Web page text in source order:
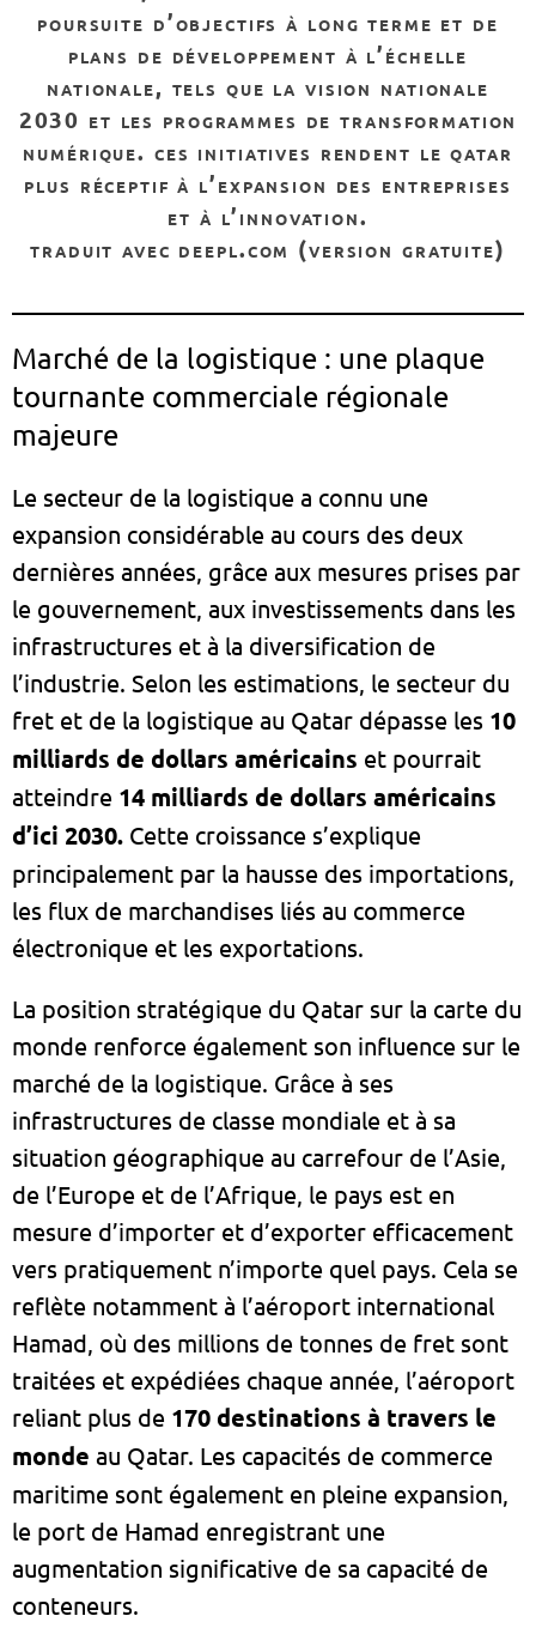
poursuite d’objectifs à long terme et de
plans de développement à l’échelle
nationale, tels que la vision nationale
2030 et les programmes de transformation
numérique. ces initiatives rendent le qatar
plus réceptif à l’expansion des entreprises
et à l’innovation.
traduit avec deepl.com (version gratuite)
Marché de la logistique : une plaque
tournante commerciale régionale
majeure
Le secteur de la logistique a connu une
expansion considérable au cours des deux
dernières années, grâce aux mesures prises par
le gouvernement, aux investissements dans les
infrastructures et à la diversification de
l’industrie. Selon les estimations, le secteur du
fret et de la logistique au Qatar dépasse les 10
milliards de dollars américains et pourrait
atteindre 14 milliards de dollars américains
d’ici 2030. Cette croissance s’explique
principalement par la hausse des importations,
les flux de marchandises liés au commerce
électronique et les exportations.
La position stratégique du Qatar sur la carte du
monde renforce également son influence sur le
marché de la logistique. Grâce à ses
infrastructures de classe mondiale et à sa
situation géographique au carrefour de l’Asie,
de l’Europe et de l’Afrique, le pays est en
mesure d’importer et d’exporter efficacement
vers pratiquement n’importe quel pays. Cela se
reflète notamment à l’aéroport international
Hamad, où des millions de tonnes de fret sont
traitées et expédiées chaque année, l’aéroport
reliant plus de 170 destinations à travers le
monde au Qatar. Les capacités de commerce
maritime sont également en pleine expansion,
le port de Hamad enregistrant une
augmentation significative de sa capacité de
conteneurs.